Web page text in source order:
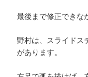
最後まで修正できな
野村は、スライドス
があります。